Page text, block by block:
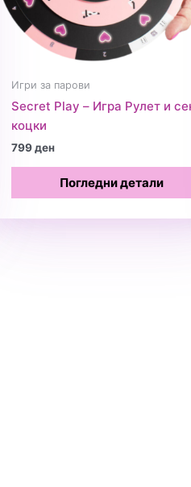
Игри за парови
Secret Play – Игра Рулет и
коцки
799ден
Погледни детали